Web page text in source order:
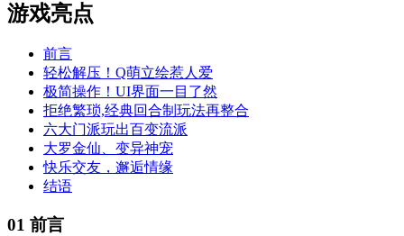
游戏亮点
前言
轻松解压！Q萌立绘惹人爱
极简操作！UI界面一目了然
拒绝繁琐,经典回合制玩法再整合
六大门派玩出百变流派
大罗金仙、变异神宠
快乐交友，邂逅情缘
结语
01 前言